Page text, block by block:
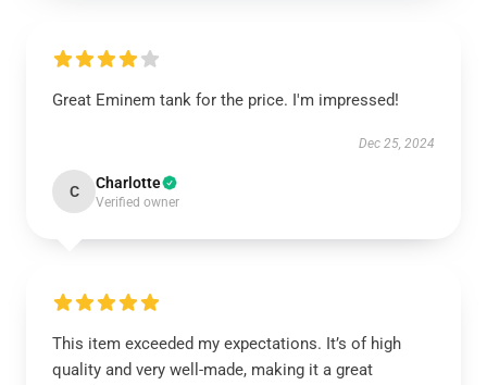
Great Eminem tank for the price. I'm impressed!
Dec 25, 2024
C Charlotte
Verified owner
This item exceeded my expectations. It’s of high
quality and very well-made, making it a great